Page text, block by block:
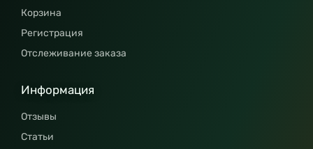
Корзина
Регистрация
Отслеживание заказа
Информация
Отзывы
Статьи